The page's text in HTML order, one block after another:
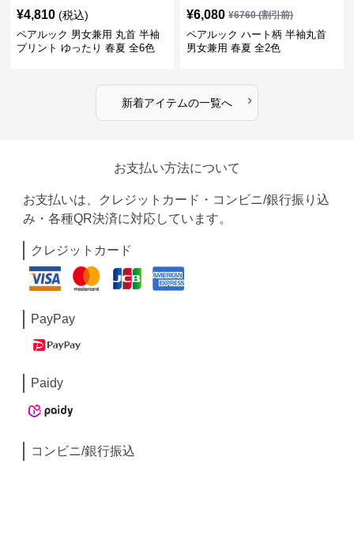
¥4,810 (税込)
ペアルック 男女兼用 丸首 半袖
プリント ゆったり 春夏 全6色
¥6,080 ¥6760(割引前)
ペアルック ハート柄 半袖丸首
男女兼用 春夏 全2色
新着アイテムの一覧へ ›
お支払い方法について
お支払いは、クレジットカード・コンビニ/銀行振り込
み・各種QR決済に対応しています。
クレジットカード
PayPay
Paidy
コンビニ/銀行振込